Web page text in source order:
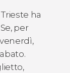
ha
Se, per